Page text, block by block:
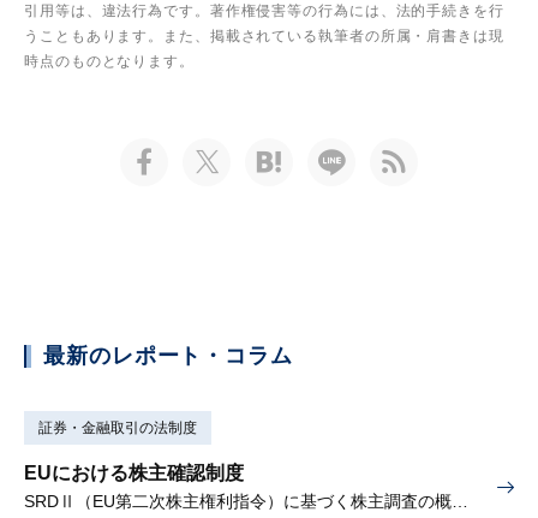
引用等は、違法行為です。著作権侵害等の行為には、法的手続きを行
うこともあります。また、掲載されている執筆者の所属・肩書きは現
時点のものとなります。
最新のレポート・コラム
証券・金融取引の法制度
EUにおける株主確認制度